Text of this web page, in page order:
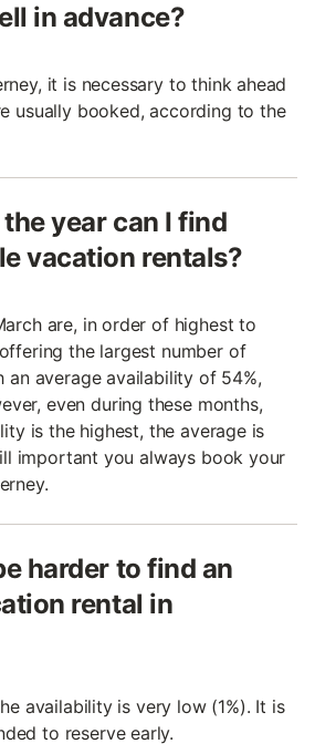
in advance?
it is necessary to think ahead
usually booked, according to the
year can I find
vacation rentals?
are, in order of highest to
the largest number of
an average availability of 54%,
even during these months,
is the highest, the average is
important you always book your
harder to find an
rental in
availability is very low (1%). It is
to reserve early.